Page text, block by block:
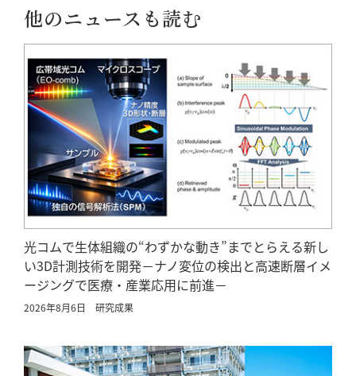
他のニュースも読む
光コムで生体組織の“わずかな動き”までとらえる新し
い3D計測技術を開発－ナノ変位の検出と高速断層イメ
ージングで医療・産業応用に前進－
2026年8月6日 研究成果